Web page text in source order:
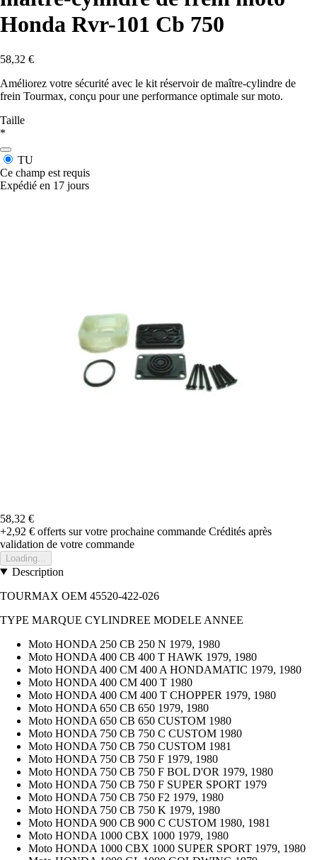
Honda Rvr-101 Cb 750
58,32 €
Améliorez votre sécurité avec le kit réservoir de maître-cylindre de
frein Tourmax, conçu pour une performance optimale sur moto.
Taille
*
TU
Ce champ est requis
Expédié en 17 jours
58,32 €
+2,92 € offerts sur votre prochaine commande Crédités après
validation de votre commande
Loading...
Description
TOURMAX OEM 45520-422-026
TYPE MARQUE CYLINDREE MODELE ANNEE
Moto HONDA 250 CB 250 N 1979, 1980
Moto HONDA 400 CB 400 T HAWK 1979, 1980
Moto HONDA 400 CM 400 A HONDAMATIC 1979, 1980
Moto HONDA 400 CM 400 T 1980
Moto HONDA 400 CM 400 T CHOPPER 1979, 1980
Moto HONDA 650 CB 650 1979, 1980
Moto HONDA 650 CB 650 CUSTOM 1980
Moto HONDA 750 CB 750 C CUSTOM 1980
Moto HONDA 750 CB 750 CUSTOM 1981
Moto HONDA 750 CB 750 F 1979, 1980
Moto HONDA 750 CB 750 F BOL D'OR 1979, 1980
Moto HONDA 750 CB 750 F SUPER SPORT 1979
Moto HONDA 750 CB 750 F2 1979, 1980
Moto HONDA 750 CB 750 K 1979, 1980
Moto HONDA 900 CB 900 C CUSTOM 1980, 1981
Moto HONDA 1000 CBX 1000 1979, 1980
Moto HONDA 1000 CBX 1000 SUPER SPORT 1979, 1980